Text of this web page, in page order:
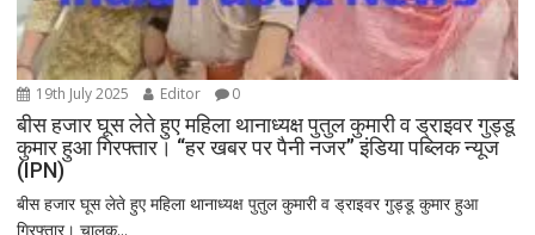
19th July 2025 Editor 0
बीस हजार घूस लेते हुए महिला थानाध्यक्ष पुतुल कुमारी व ड्राइवर गुड्डू
कुमार हुआ गिरफ्तार। “हर खबर पर पैनी नजर” इंडिया पब्लिक न्यूज
(IPN)
बीस हजार घूस लेते हुए महिला थानाध्यक्ष पुतुल कुमारी व ड्राइवर गुड्डू कुमार हुआ
गिरफ्तार। चालक...